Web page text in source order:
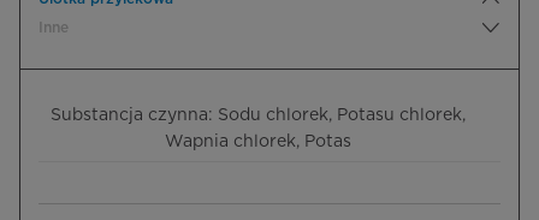
Inne
Substancja czynna: Sodu chlorek, Potasu chlorek,
Wapnia chlorek, Potas